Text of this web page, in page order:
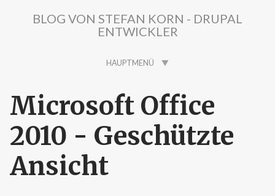
BLOG VON STEFAN KORN - DRUPAL
ENTWICKLER
HAUPTMENÜ
Microsoft Office
2010 - Geschützte
Ansicht